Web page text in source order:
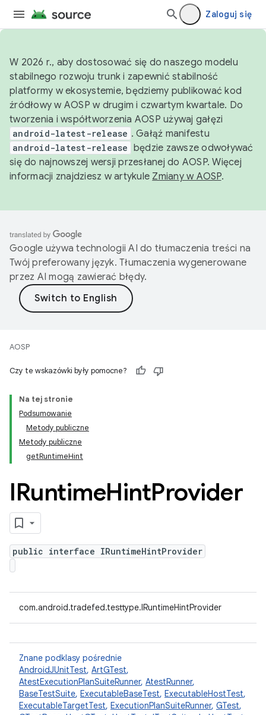
Zaloguj się
W 2026 r., aby dostosować się do naszego modelu
stabilnego rozwoju trunk i zapewnić stabilność
platformy w ekosystemie, będziemy publikować kod
źródłowy w AOSP w drugim i czwartym kwartale. Do
tworzenia i współtworzenia AOSP używaj gałęzi
android-latest-release . Gałąź manifestu
android-latest-release będzie zawsze odwoływać
się do najnowszej wersji przesłanej do AOSP. Więcej
informacji znajdziesz w artykule Zmiany w AOSP.
Google używa technologii AI do tłumaczenia treści na
Twój preferowany język. Tłumaczenia wygenerowane
przez AI mogą zawierać błędy.
AOSP
Czy te wskazówki były pomocne?
Na tej stronie
Podsumowanie
Metody publiczne
Metody publiczne
getRuntimeHint
IRuntimeHintProvider
public interface IRuntimeHintProvider
com.android.tradefed.testtype.IRuntimeHintProvider
Znane podklasy pośrednie
AndroidJUnitTest, ArtGTest,
AtestExecutionPlanSuiteRunner, AtestRunner,
BaseTestSuite, ExecutableBaseTest, ExecutableHostTest,
ExecutableTargetTest, ExecutionPlanSuiteRunner, GTest,